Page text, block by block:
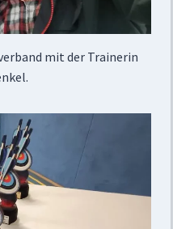
mit der Trainerin